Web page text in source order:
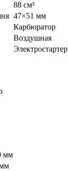
88 см³
47×51 мм
Карбюратор
Воздушная
Электростартер
мм